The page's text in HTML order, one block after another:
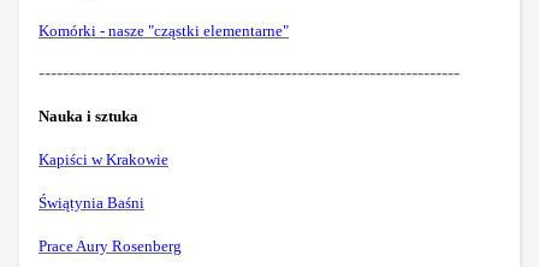
Komórki - nasze "cząstki elementarne"
----------------------------------------------------------------------
Nauka i sztuka
Kapiści w Krakowie
Świątynia Baśni
Prace Aury Rosenberg